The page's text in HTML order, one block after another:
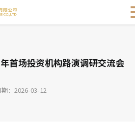
首场投资机构路演调研交流会
期：2026-03-12